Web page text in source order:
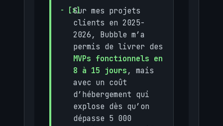
Sur mes projets
clients en 2025-
2026, Bubble m’a
permis de livrer des
MVPs fonctionnels en
8 à 15 jours, mais
avec un coût
d’hébergement qui
explose dès qu’on
dépasse 5 000